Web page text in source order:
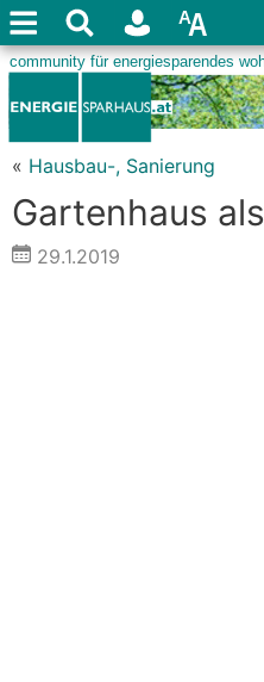
« Hausbau-, Sanierung
Gartenhaus
29.1.2019